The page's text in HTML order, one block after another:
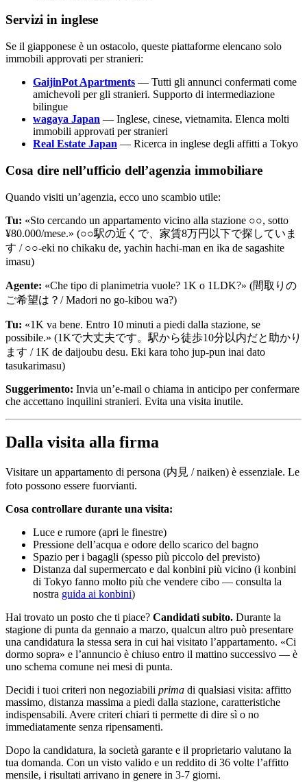
Servizi in inglese
Se il giapponese è un ostacolo, queste piattaforme elencano solo
immobili approvati per stranieri:
GaijinPot Apartments — Tutti gli annunci confermati come
amichevoli per gli stranieri. Supporto di intermediazione
bilingue
wagaya Japan — Inglese, cinese, vietnamita. Elenca molti
immobili approvati per stranieri
Real Estate Japan — Ricerca in inglese degli affitti a Tokyo
Cosa dire nell’ufficio dell’agenzia immobiliare
Quando visiti un’agenzia, ecco uno scambio utile:
Tu: «Sto cercando un appartamento vicino alla stazione ○○, sotto
¥80.000/mese.» (○○駅の近くで、家賃8万円以下で探していま
す / ○○-eki no chikaku de, yachin hachi-man en ika de sagashite
imasu)
Agente: «Che tipo di planimetria vuole? 1K o 1LDK?» (間取りの
ご希望は？/ Madori no go-kibou wa?)
Tu: «1K va bene. Entro 10 minuti a piedi dalla stazione, se
possibile.» (1Kで大丈夫です。駅から徒歩10分以内だと助かり
ます / 1K de daijoubu desu. Eki kara toho jup-pun inai dato
tasukarimasu)
Suggerimento: Invia un’e-mail o chiama in anticipo per confermare
che accettano inquilini stranieri. Evita una visita inutile.
Dalla visita alla firma
Visitare un appartamento di persona (内見 / naiken) è essenziale. Le
foto possono essere fuorvianti.
Cosa controllare durante una visita:
Luce e rumore (apri le finestre)
Pressione dell’acqua e odore dello scarico del bagno
Spazio per i bagagli (spesso più piccolo del previsto)
Distanza dal supermercato e dal konbini più vicino (i konbini
di Tokyo fanno molto più che vendere cibo — consulta la
nostra guida ai konbini)
Hai trovato un posto che ti piace? Candidati subito. Durante la
stagione di punta da gennaio a marzo, qualcun altro può presentare
una candidatura la stessa sera in cui hai visitato l’appartamento. «Ci
dormo sopra» e l’annuncio è chiuso entro il mattino successivo — è
uno schema comune nei mesi di punta.
Decidi i tuoi criteri non negoziabili prima di qualsiasi visita: affitto
massimo, distanza massima a piedi dalla stazione, caratteristiche
indispensabili. Avere criteri chiari ti permette di dire sì o no
immediatamente senza ripensamenti.
Dopo la candidatura, la società garante e il proprietario valutano la
tua domanda. Con un visto valido e un reddito di 36 volte l’affitto
mensile, i risultati arrivano in genere in 3-7 giorni.